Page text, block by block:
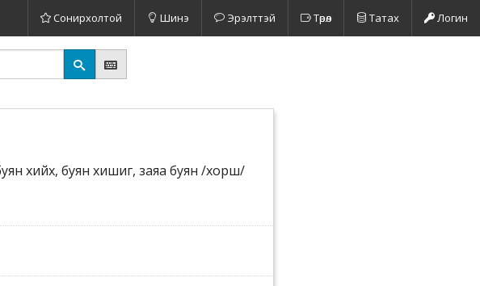
Сонирхолтой Шинэ Эрэлттэй Төрөл Татах Логин
хийх, буян хишиг, заяа буян /хорш/